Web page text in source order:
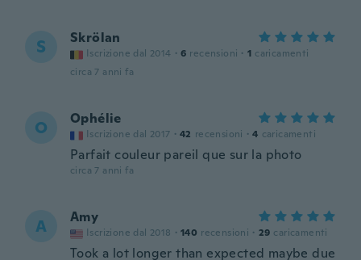
S Skrölan
Iscrizione dal 2014 · 6 recensioni · 1 caricamenti
circa 7 anni fa
O Ophélie
Iscrizione dal 2017 · 42 recensioni · 4 caricamenti
Parfait couleur pareil que sur la photo
circa 7 anni fa
A Amy
Iscrizione dal 2018 · 140 recensioni · 29 caricamenti
Took a lot longer than expected maybe due